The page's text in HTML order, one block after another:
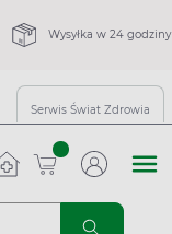
Wysyłka w 24 godziny
Serwis Świat Zdrowia
sztuk